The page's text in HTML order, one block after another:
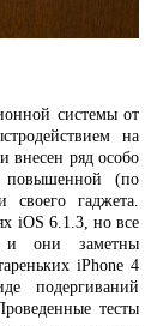
системы от
на
внесен ряд особо
повышенной (по
своего гаджета.
iOS 6.1.3, но все
и они заметны
iPhone 4
подергиваний
тесты